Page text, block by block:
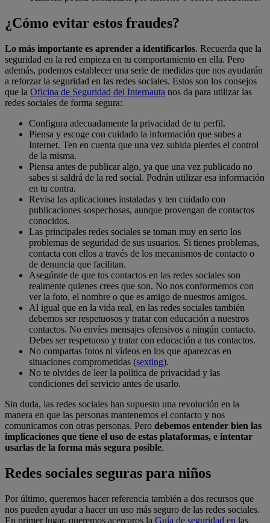
¿Cómo evitar estos fraudes?
Lo más importante es aprender a identificarlos. Recuerda que la
seguridad en la red empieza en tu comportamiento en ella. Pero
además, podemos establecer una serie de medidas que nos ayudarán
a reforzar la seguridad en las redes sociales. Estos son los consejos
que la Oficina de Seguridad del Internauta nos da para utilizar las
redes sociales de forma segura:
Configura adecuadamente la privacidad de tu perfil.
Piensa y escoge con cuidado la información que subes a
Internet. Ten en cuenta que una vez subida pierdes el control
de la misma.
Piensa antes de publicar algo, ya que una vez publicado no
sabes si saldrá de la red social. Podrán utilizar esa información
en tu contra.
Revisa las aplicaciones instaladas y ten cuidado con
publicaciones sospechosas, aunque provengan de contactos
conocidos.
Las principales redes sociales se toman muy en serio los
problemas de seguridad de sus usuarios. Si tienes problemas,
contacta con ellos a través de los mecanismos de contacto o
de denuncia que facilitan.
Asegúrate de que tus contactos en las redes sociales son
realmente quienes crees que son. No nos conformemos con
ver la foto, el nombre o que es amigo de nuestros amigos.
Al igual que en la vida real, en las redes sociales también
debemos ser respetuosos y tratar con educación a nuestros
contactos. No envíes mensajes ofensivos a ningún contacto.
Debes ser respetuoso y tratar con educación a tus contactos.
No compartas fotos ni vídeos en los que aparezcas en
situaciones comprometidas (sexting).
No te olvides de leer la política de privacidad y las
condiciones del servicio antes de usarlo.
Sin duda, las redes sociales han supuesto una revolución en la
manera en que las personas mantenemos el contacto y nos
comunicamos con otras personas. Pero debemos entender bien las
implicaciones que tiene el uso de estas plataformas, e intentar
usarlas de la forma más segura posible.
Redes sociales seguras para niños
Por último, queremos hacer referencia también a dos recursos que
nos pueden ayudar a hacer un uso más seguro de las redes sociales.
En primer lugar, queremos acercaros la Guía de seguridad en las